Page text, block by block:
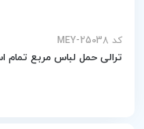
کد MEY-25038
ترالی حمل لباس مربع تمام